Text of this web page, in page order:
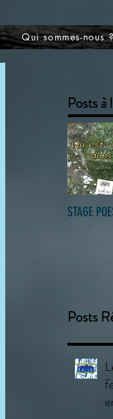
Qui sommes-nous ?
Posts
STAGE
Posts